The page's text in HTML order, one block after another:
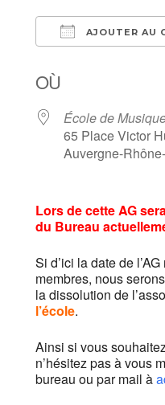
AJOUTER AU
OÙ
École de
65 Place Victor
Auvergne-
Lors de cette AG
du Bureau
Si d’ici la date de
membres, nous
la dissolution de
l’école.
Ainsi si vous
n’hésitez pas à vous
bureau ou par mail à